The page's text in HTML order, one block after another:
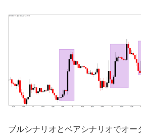
ブルシナリオとベアシナリオでオー